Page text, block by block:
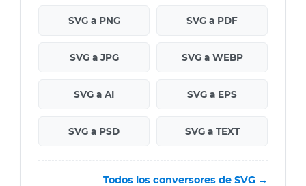
SVG a PNG SVG a PDF
SVG a JPG SVG a WEBP
SVG a AI SVG a EPS
SVG a PSD SVG a TEXT
Todos los conversores de SVG →